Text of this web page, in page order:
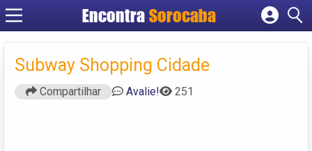
EncontraSorocaba
Cadastrar empresa
Criar conta
Subway Shopping Cidade
Compartilhar Avalie! 251